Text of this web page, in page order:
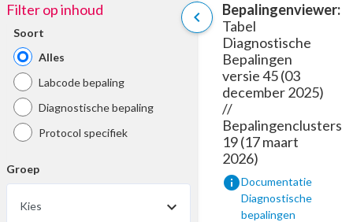
chevron_left
Filter op inhoud
Soort
Alles
Labcode bepaling
Diagnostische bepaling
Protocol specifiek
Groep
Kies
Bepalingenviewer:
Tabel
Diagnostische
Bepalingen
versie 45 (03
december 2025)
//
Bepalingenclusters
19 (17 maart
2026)
infoDocumentatie
Diagnostische
bepalingen